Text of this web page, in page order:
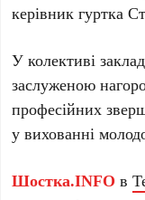
керівник гуртка
У колективі
заслуженою
професійних
у вихованні
Шостка.INFO в